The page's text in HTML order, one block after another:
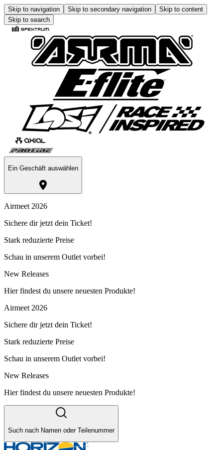
Skip to navigation Skip to secondary navigation
Skip to content
Skip to search
Ein Geschäft auswählen
Airmeet 2026
Sichere dir jetzt dein Ticket!
Stark reduzierte Preise
Schau in unserem Outlet vorbei!
New Releases
Hier findest du unsere neuesten Produkte!
Airmeet 2026
Sichere dir jetzt dein Ticket!
Stark reduzierte Preise
Schau in unserem Outlet vorbei!
New Releases
Hier findest du unsere neuesten Produkte!
Such nach Namen oder Teilenummer